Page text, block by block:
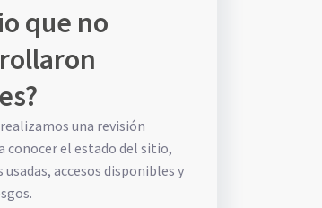
que no
una revisión
conocer el estado del sitio,
accesos disponibles y